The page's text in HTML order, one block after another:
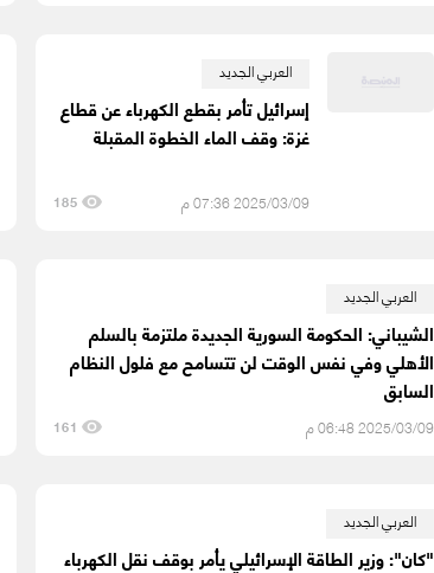
العربي الجديد
إسرائيل تأمر بقطع الكهرباء عن قطاع
غزة: وقف الماء الخطوة المقبلة
2025/03/09 07:36 م 185
العربي الجديد
الشيباني: الحكومة السورية الجديدة ملتزمة بالسلم
الأهلي وفي نفس الوقت لن تتسامح مع فلول النظام
السابق
2025/03/09 06:48 م 161
العربي الجديد
"كان": وزير الطاقة الإسرائيلي يأمر بوقف نقل الكهرباء